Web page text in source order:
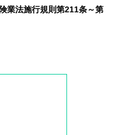
業法施行規則第211条～第